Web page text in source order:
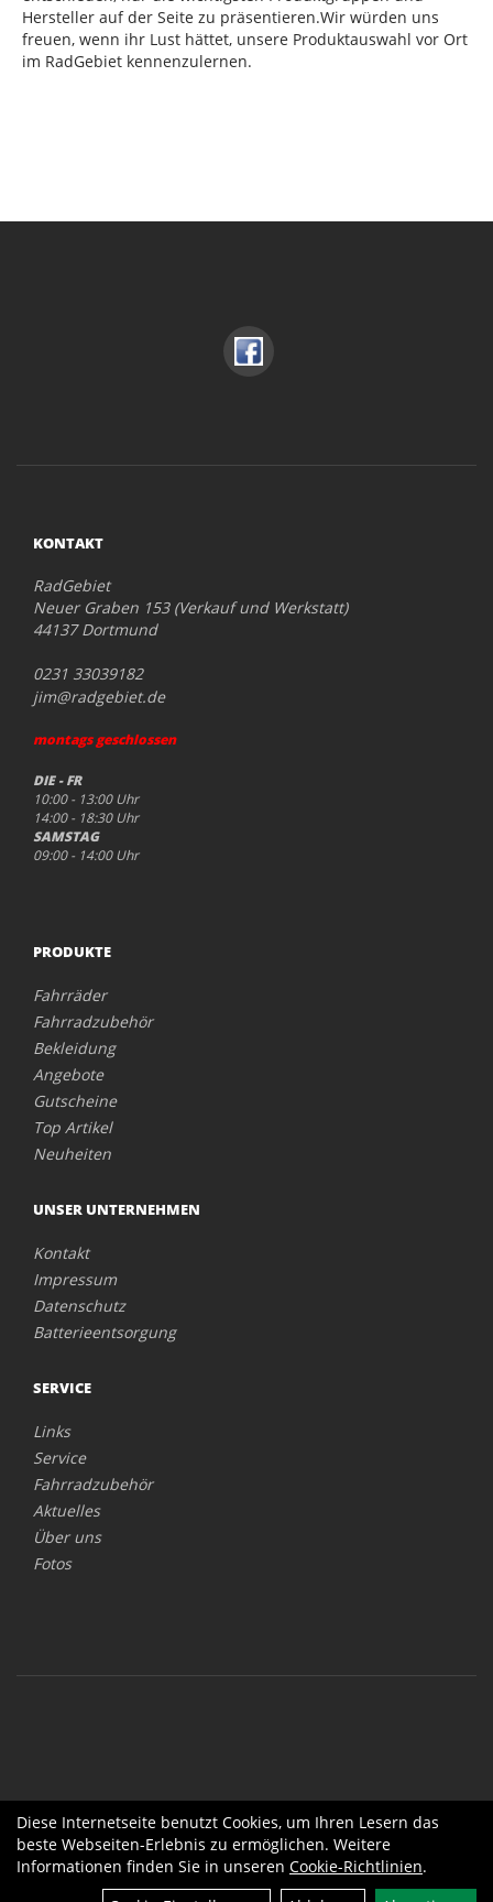
Hersteller auf der Seite zu präsentieren.Wir würden uns
freuen, wenn ihr Lust hättet, unsere Produktauswahl vor Ort
im RadGebiet kennenzulernen.
KONTAKT
RadGebiet
Neuer Graben 153 (Verkauf und Werkstatt)
44137 Dortmund
0231 33039182
jim@radgebiet.de
montags geschlossen
DIE - FR
10:00 - 13:00 Uhr
14:00 - 18:30 Uhr
SAMSTAG
09:00 - 14:00 Uhr
PRODUKTE
Fahrräder
Fahrradzubehör
Bekleidung
Angebote
Gutscheine
Top Artikel
Neuheiten
UNSER UNTERNEHMEN
Kontakt
Impressum
Datenschutz
Batterieentsorgung
SERVICE
Links
Service
Fahrradzubehör
Aktuelles
Über uns
Fotos
Diese Internetseite benutzt Cookies, um Ihren Lesern das
beste Webseiten-Erlebnis zu ermöglichen. Weitere
Informationen finden Sie in unseren Cookie-Richtlinien.